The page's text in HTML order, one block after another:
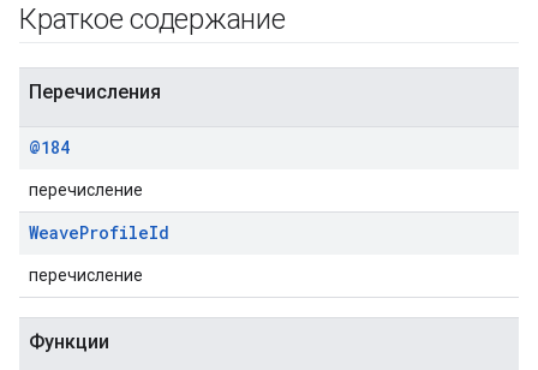
Краткое содержание
Перечисления
@184
перечисление
WeaveProfileId
перечисление
Функции